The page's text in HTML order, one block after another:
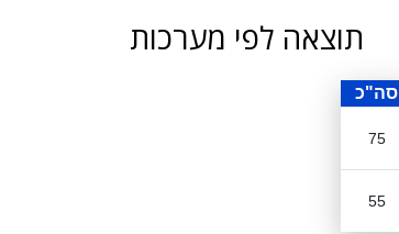
תוצאה לפי מערכות
סה"כ
75
55